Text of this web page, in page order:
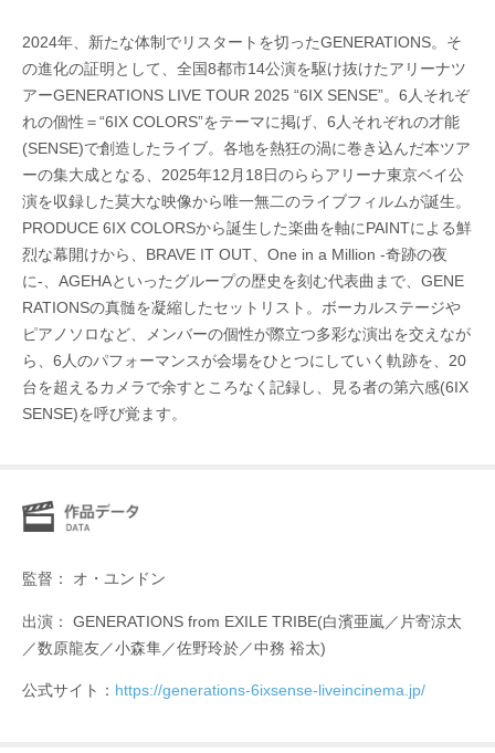
2024年、新たな体制でリスタートを切ったGENERATIONS。そ
の進化の証明として、全国8都市14公演を駆け抜けたアリーナツ
アーGENERATIONS LIVE TOUR 2025 “6IX SENSE”。6人それぞ
れの個性＝“6IX COLORS”をテーマに掲げ、6人それぞれの才能
(SENSE)で創造したライブ。各地を熱狂の渦に巻き込んだ本ツア
ーの集大成となる、2025年12月18日のららアリーナ東京ベイ公
演を収録した莫大な映像から唯一無二のライブフィルムが誕生。
PRODUCE 6IX COLORSから誕生した楽曲を軸にPAINTによる鮮
烈な幕開けから、BRAVE IT OUT、One in a Million -奇跡の夜
に-、AGEHAといったグループの歴史を刻む代表曲まで、GENE
RATIONSの真髄を凝縮したセットリスト。ボーカルステージや
ピアノソロなど、メンバーの個性が際立つ多彩な演出を交えなが
ら、6人のパフォーマンスが会場をひとつにしていく軌跡を、20
台を超えるカメラで余すところなく記録し、見る者の第六感(6IX
SENSE)を呼び覚ます。
監督： オ・ユンドン
出演： GENERATIONS from EXILE TRIBE(白濱亜嵐／片寄涼太
／数原龍友／小森隼／佐野玲於／中務 裕太)
公式サイト： https://generations-6ixsense-liveincinema.jp/